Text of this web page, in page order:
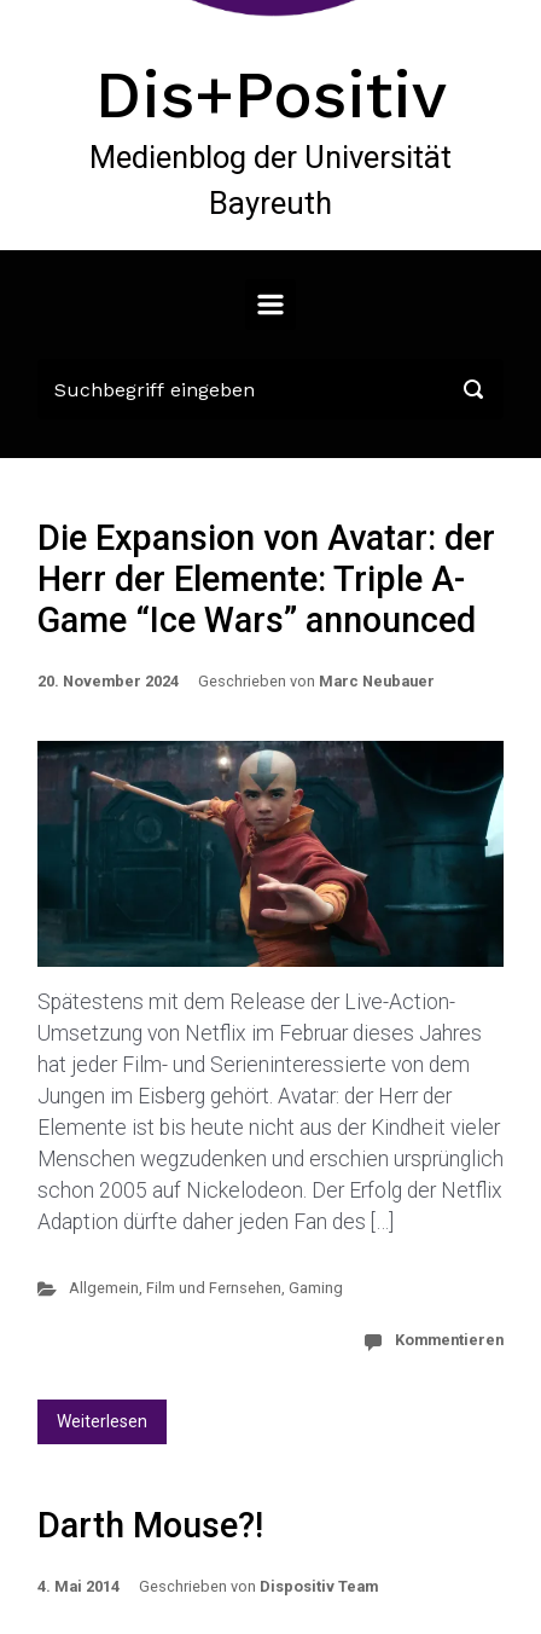
Dis+Positiv
Medienblog der Universität
Bayreuth
Die Expansion von Avatar: der
Herr der Elemente: Triple A-
Game “Ice Wars” announced
20. November 2024 Geschrieben von Marc Neubauer
Spätestens mit dem Release der Live-Action-
Umsetzung von Netflix im Februar dieses Jahres
hat jeder Film- und Serieninteressierte von dem
Jungen im Eisberg gehört. Avatar: der Herr der
Elemente ist bis heute nicht aus der Kindheit vieler
Menschen wegzudenken und erschien ursprünglich
schon 2005 auf Nickelodeon. Der Erfolg der Netflix
Adaption dürfte daher jeden Fan des […]
Allgemein, Film und Fernsehen, Gaming
Kommentieren
Weiterlesen
Darth Mouse?!
4. Mai 2014 Geschrieben von Dispositiv Team